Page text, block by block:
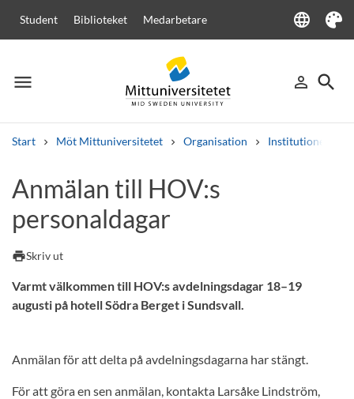
Student Biblioteket Medarbetare language
Language
Tema
menu
Meny person_outline
Logga in
search
Sök
Start Möt Mittuniversitetet Organisation Institutioner
Andra söktjänster
Kurser och program Kursplaner
Anmälan till HOV:s
personaldagar
printSkriv ut
Varmt välkommen till HOV:s avdelningsdagar 18–19
augusti på hotell Södra Berget i Sundsvall.
Anmälan för att delta på avdelningsdagarna har stängt.
För att göra en sen anmälan, kontakta Larsåke Lindström,